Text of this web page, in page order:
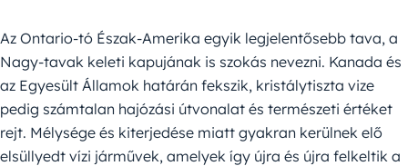
Az Ontario-tó Észak-Amerika egyik legjelentősebb tava, a
Nagy-tavak keleti kapujának is szokás nevezni. Kanada és
az Egyesült Államok határán fekszik, kristálytiszta vize
pedig számtalan hajózási útvonalat és természeti értéket
rejt. Mélysége és kiterjedése miatt gyakran kerülnek elő
elsüllyedt vízi járművek, amelyek így újra és újra felkeltik a